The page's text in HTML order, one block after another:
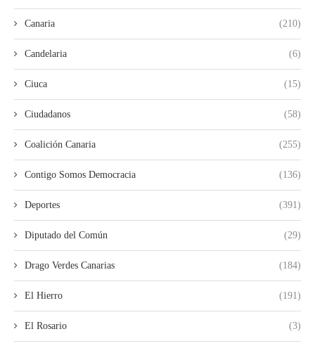
Canaria (210)
Candelaria (6)
Ciuca (15)
Ciudadanos (58)
Coalición Canaria (255)
Contigo Somos Democracia (136)
Deportes (391)
Diputado del Común (29)
Drago Verdes Canarias (184)
El Hierro (191)
El Rosario (3)